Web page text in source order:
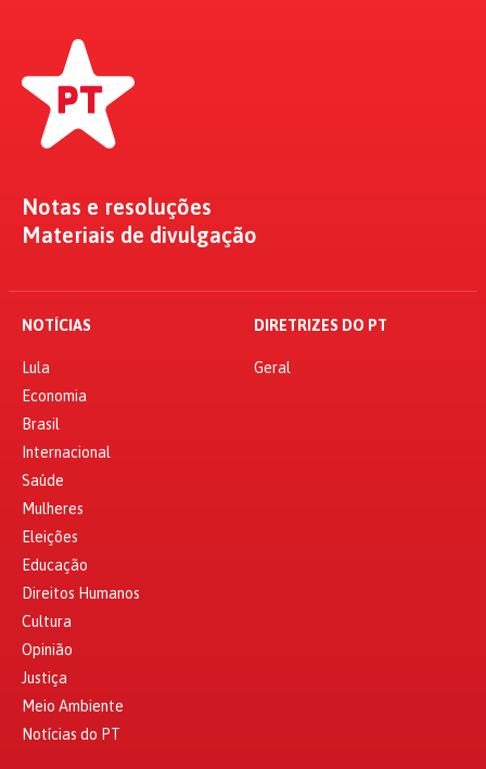
Notas e resoluções
Materiais de divulgação
NOTÍCIAS
Lula
Economia
Brasil
Internacional
Saúde
Mulheres
Eleições
Educação
Direitos Humanos
Cultura
Opinião
Justiça
Meio Ambiente
Notícias do PT
DIRETRIZES DO PT
Geral